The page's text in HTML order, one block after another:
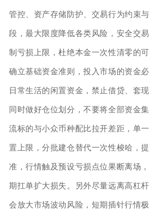
管控、资产存储防护、交易行为约束
段，最大限度降低各类风险，安全交
制亏损上限，杜绝本金一次性清零的
确立基础资金准则，投入市场的资金
日常生活的闲置资金，禁止借贷、套
同时做好仓位划分，不要将全部资金
流标的与小众币种配比拉开差距，单
置上限，分批建仓替代一次性梭哈，
准，行情触及预设亏损点位果断离场
期扛单扩大损失。另外尽量远离高杠
会放大市场波动风险，短期插针行情